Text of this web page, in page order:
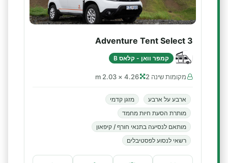
Adventure Tent Select 3
קמפר וואן - קלאס B
מקומות שינה 2 4.26 × 2.03 m
ארבע על ארבע
מזגן קדמי
מותרת הסעת חיות מחמד
מותאם לנסיעה בתנאי חורף / קיפאון
רשאי לנסוע לפסטיבלים